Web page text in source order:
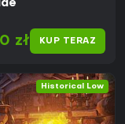
zł KUP TERAZ
Historical Low